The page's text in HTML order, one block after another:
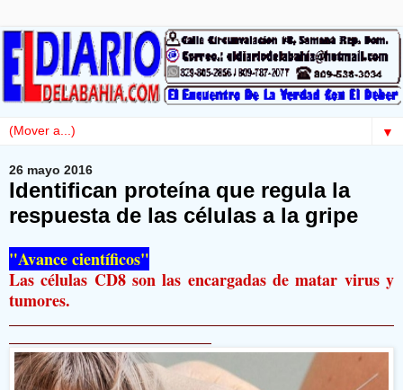
▼
26 mayo 2016
Identifican proteína que regula la
respuesta de las células a la gripe
"Avance científicos"
Las células CD8 son las encargadas de matar virus y
tumores.